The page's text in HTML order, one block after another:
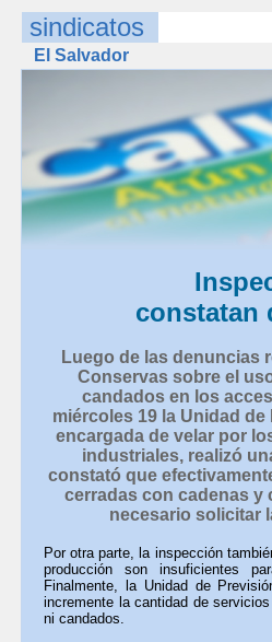
sindicatos
El Salvador
constatan
Luego de las denuncias
Conservas sobre el
candados en los
miércoles 19 la Unidad
encargada de velar por
industriales, realizó
constató que
cerradas con cadenas y
necesario solicitar
Por otra parte, la inspección
producción son insuficientes
Finalmente, la Unidad de
incremente la cantidad de
ni candados.